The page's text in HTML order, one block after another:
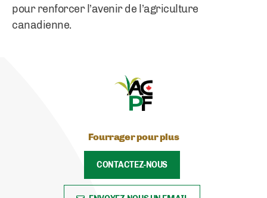
pour renforcer l’avenir de l’agriculture
canadienne.
Fourrager pour plus
CONTACTEZ-NOUS